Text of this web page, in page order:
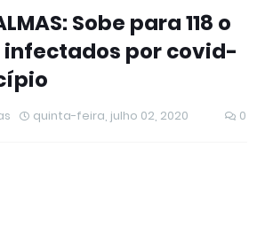
Sobe para 118 o
infectados por covid-
quinta-feira, julho 02, 2020 0